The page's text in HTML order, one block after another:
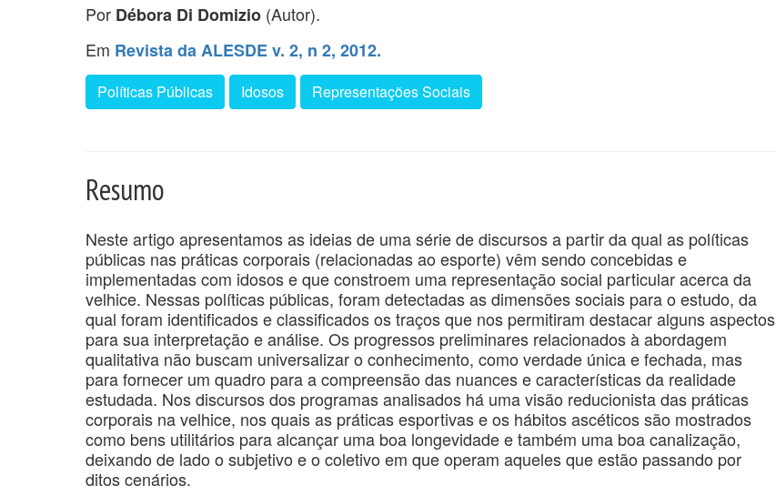
Por Débora Di Domizio (Autor).
Em Revista da ALESDE v. 2, n 2, 2012.
Políticas Públicas Idosos Representações Sociais
Resumo
Neste artigo apresentamos as ideias de uma série de discursos a partir da qual as políticas
públicas nas práticas corporais (relacionadas ao esporte) vêm sendo concebidas e
implementadas com idosos e que constroem uma representação social particular acerca da
velhice. Nessas políticas públicas, foram detectadas as dimensões sociais para o estudo, da
qual foram identificados e classificados os traços que nos permitiram destacar alguns aspectos
para sua interpretação e análise. Os progressos preliminares relacionados à abordagem
qualitativa não buscam universalizar o conhecimento, como verdade única e fechada, mas
para fornecer um quadro para a compreensão das nuances e características da realidade
estudada. Nos discursos dos programas analisados há uma visão reducionista das práticas
corporais na velhice, nos quais as práticas esportivas e os hábitos ascéticos são mostrados
como bens utilitários para alcançar uma boa longevidade e também uma boa canalização,
deixando de lado o subjetivo e o coletivo em que operam aqueles que estão passando por
ditos cenários.